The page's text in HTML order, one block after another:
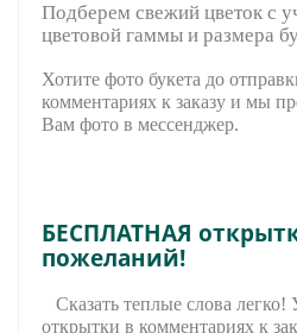
Подберем свежий цветок с
цветовой гаммы и размера
Хотите фото букета до
комментариях к заказу и мы
Вам фото в мессенджер.
БЕСПЛАТНАЯ
пожеланий!
Сказать теплые слова легко!
открытки в комментариях к